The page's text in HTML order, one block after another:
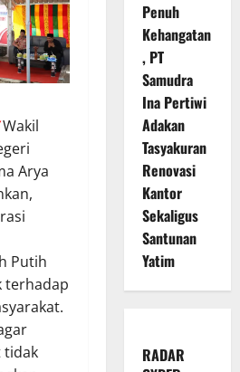
Wakil
Arya
Putih
terhadap
tidak
Penuh
Kehangatan
, PT
Samudra
Ina Pertiwi
Adakan
Tasyakuran
Renovasi
Kantor
Sekaligus
Santunan
Yatim
RADAR